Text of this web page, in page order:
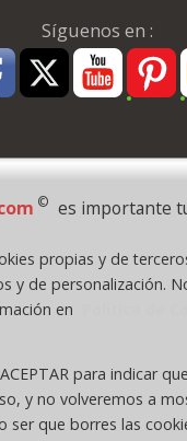
Síguenos en :
Seguro
los derechos reservados
de ©gruposelfpaper.org están
de Valencia ( España )
4565, Folio 1, Sección 8, Hoja
© es importante
propias y de
y de personalización.
en
para indicar
y no volveremos a
ser que borres las